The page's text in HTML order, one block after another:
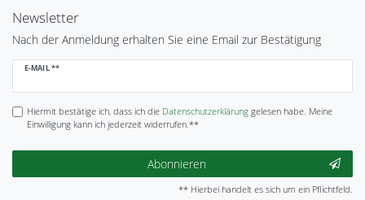
Newsletter
Nach der Anmeldung erhalten Sie eine Email zur Bestätigung
E-MAIL **
Newsletter
Hiermit bestätige ich, dass ich die Daten­schutz­erklärunggelesen habe. Meine
Einwilligung kann ich jederzeit widerrufen.**
Abonnieren
** Hierbei handelt es sich um ein Pflichtfeld.